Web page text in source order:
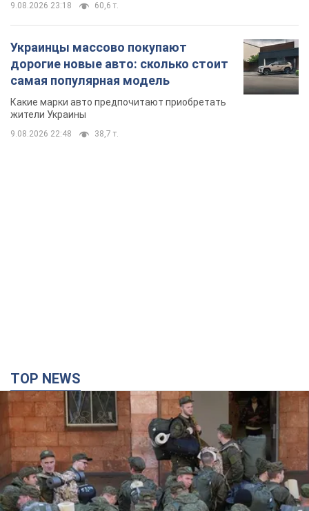
9.08.2026 23:18 60,6 т.
Украинцы массово покупают
дорогие новые авто: сколько стоит
самая популярная модель
Какие марки авто предпочитают приобретать
жители Украины
9.08.2026 22:48 38,7 т.
TOP NEWS